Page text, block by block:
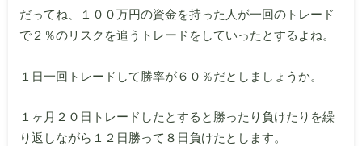
だってね、１００万円の資金を持った人が一回のトレード
で２％のリスクを追うトレードをしていったとするよね。
１日一回トレードして勝率が６０％だとしましょうか。
１ヶ月２０日トレードしたとすると勝ったり負けたりを繰
り返しながら１２日勝って８日負けたとします。